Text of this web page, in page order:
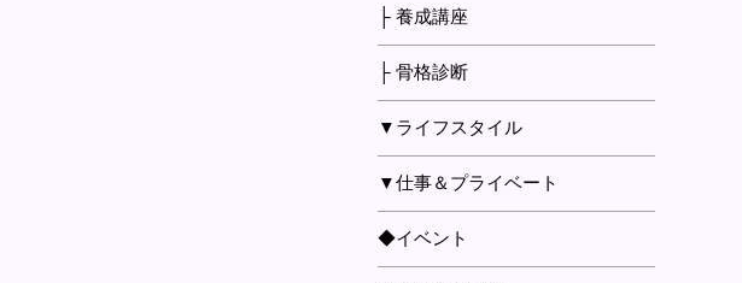
├ 養成講座
├ 骨格診断
▼ライフスタイル
▼仕事＆プライベート
◆イベント